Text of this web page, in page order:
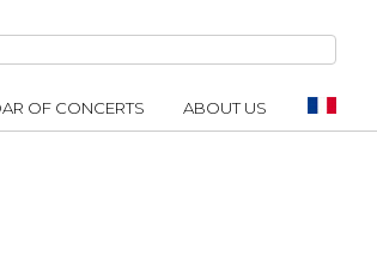
OF CONCERTS ABOUT US